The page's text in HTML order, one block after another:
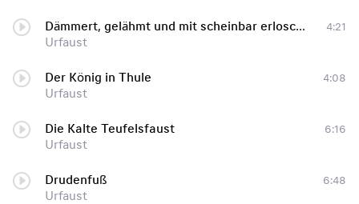
Dämmert, gelähmt und mit scheinbar erloschenem Geist
Urfaust
4:21
Der König in Thule
Urfaust
4:08
Die Kalte Teufelsfaust
Urfaust
6:16
Drudenfuß
Urfaust
6:48